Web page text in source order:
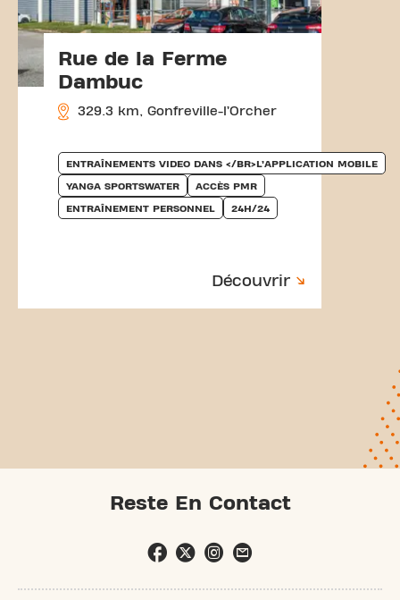
Rue de la Ferme
Dambuc
329.3 km, Gonfreville-l’Orcher
ENTRAÎNEMENTS VIDEO DANS </BR>L’APPLICATION MOBILE
YANGA SPORTSWATER ACCÈS PMR
ENTRAÎNEMENT PERSONNEL 24H/24
Découvrir
Reste En Contact